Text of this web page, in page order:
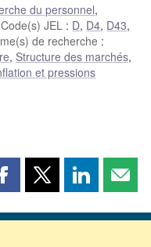
du personnel,
Code(s) JEL : D, D4, D43,
de recherche :
, Structure des marchés,
et pressions
Partager
page
Partager
page
Partager
page page